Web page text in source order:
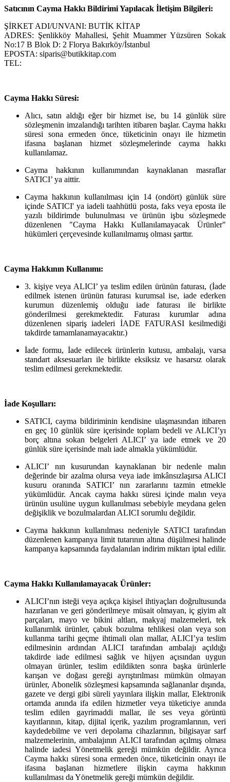
Satıcının Cayma Hakkı Bildirimi Yapılacak İletişim Bilgileri:
ŞİRKET ADI/UNVANI: BUTİK KİTAP
ADRES: Şenlikköy Mahallesi, Şehit Muammer Yüzsüren Sokak
No:17 B Blok D: 2 Florya Bakırköy/İstanbul
EPOSTA: siparis@butikkitap.com
TEL:
Cayma Hakkı Süresi:
Alıcı, satın aldığı eğer bir hizmet ise, bu 14 günlük süre
sözleşmenin imzalandığı tarihten itibaren başlar. Cayma hakkı
süresi sona ermeden önce, tüketicinin onayı ile hizmetin
ifasına başlanan hizmet sözleşmelerinde cayma hakkı
kullanılamaz.
Cayma hakkının kullanımından kaynaklanan masraflar
SATICI’ ya aittir.
Cayma hakkının kullanılması için 14 (ondört) günlük süre
içinde SATICI' ya iadeli taahhütlü posta, faks veya eposta ile
yazılı bildirimde bulunulması ve ürünün işbu sözleşmede
düzenlenen "Cayma Hakkı Kullanılamayacak Ürünler"
hükümleri çerçevesinde kullanılmamış olması şarttır.
Cayma Hakkının Kullanımı:
3. kişiye veya ALICI’ ya teslim edilen ürünün faturası, (İade
edilmek istenen ürünün faturası kurumsal ise, iade ederken
kurumun düzenlemiş olduğu iade faturası ile birlikte
gönderilmesi gerekmektedir. Faturası kurumlar adına
düzenlenen sipariş iadeleri İADE FATURASI kesilmediği
takdirde tamamlanamayacaktır.)
İade formu, İade edilecek ürünlerin kutusu, ambalajı, varsa
standart aksesuarları ile birlikte eksiksiz ve hasarsız olarak
teslim edilmesi gerekmektedir.
İade Koşulları:
SATICI, cayma bildiriminin kendisine ulaşmasından itibaren
en geç 10 günlük süre içerisinde toplam bedeli ve ALICI’yı
borç altına sokan belgeleri ALICI’ ya iade etmek ve 20
günlük süre içerisinde malı iade almakla yükümlüdür.
ALICI’ nın kusurundan kaynaklanan bir nedenle malın
değerinde bir azalma olursa veya iade imkânsızlaşırsa ALICI
kusuru oranında SATICI’ nın zararlarını tazmin etmekle
yükümlüdür. Ancak cayma hakkı süresi içinde malın veya
ürünün usulüne uygun kullanılması sebebiyle meydana gelen
değişiklik ve bozulmalardan ALICI sorumlu değildir.
Cayma hakkının kullanılması nedeniyle SATICI tarafından
düzenlenen kampanya limit tutarının altına düşülmesi halinde
kampanya kapsamında faydalanılan indirim miktarı iptal edilir.
Cayma Hakkı Kullanılamayacak Ürünler:
ALICI’nın isteği veya açıkça kişisel ihtiyaçları doğrultusunda
hazırlanan ve geri gönderilmeye müsait olmayan, iç giyim alt
parçaları, mayo ve bikini altları, makyaj malzemeleri, tek
kullanımlık ürünler, çabuk bozulma tehlikesi olan veya son
kullanma tarihi geçme ihtimali olan mallar, ALICI’ya teslim
edilmesinin ardından ALICI tarafından ambalajı açıldığı
takdirde iade edilmesi sağlık ve hijyen açısından uygun
olmayan ürünler, teslim edildikten sonra başka ürünlerle
karışan ve doğası gereği ayrıştırılması mümkün olmayan
ürünler, Abonelik sözleşmesi kapsamında sağlananlar dışında,
gazete ve dergi gibi süreli yayınlara ilişkin mallar, Elektronik
ortamda anında ifa edilen hizmetler veya tüketiciye anında
teslim edilen gayrimaddi mallar, ile ses veya görüntü
kayıtlarının, kitap, dijital içerik, yazılım programlarının, veri
kaydedebilme ve veri depolama cihazlarının, bilgisayar sarf
malzemelerinin, ambalajının ALICI tarafından açılmış olması
halinde iadesi Yönetmelik gereği mümkün değildir. Ayrıca
Cayma hakkı süresi sona ermeden önce, tüketicinin onayı ile
ifasına başlanan hizmetlere ilişkin cayma hakkının
kullanılması da Yönetmelik gereği mümkün değildir.